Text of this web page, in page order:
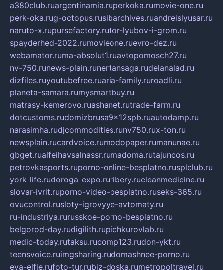
a380club.ruargentinamia.ruperkoka.rumovie-one.ru
perk-oka.rug-octopus.rusibarchives.ruandreislyusar.ru
naruto-x.rupursefactory.rutor-lyubov-i-grom.ru
spayderhed-2022.rumovieone.ruevro-dez.ru
webamator.ruma-absolut1.ruavtopomosch27.ru
nv-750.runews-plain.runertansaga.rudelanalad.ru
dizfiles.ruyoutubefree.ruaria-family.ruroadli.ru
planeta-samara.rumysmartbuy.ru
matrasy-kemerovo.ruashanet.rutrade-farm.ru
dotcustoms.rudomizbrusa9x12spb.ruautodamp.ru
narasimha.rudjcommodities.runv750.rux-ton.ru
newsplain.rucardvoice.rumodopaper.rumanunae.ru
gbget.rualfeihavsalnassr.rumadoma.rutajuncos.ru
petrovkasports.ruporno-online-besplatno.rusplclub.ru
york-life.rudoroga-expo.ruribery.rucleanmedicine.ru
slovar-ivrit.ruporno-video-besplatno.ruseks-365.ru
ovucontrol.rusloty-igrovyye-avtomaty.ru
ru-industriya.rurusskoe-porno-besplatno.ru
belgorod-day.rudigilith.rupichkurovlab.ru
medic-today.rutaksu.rucomp123.rudon-ykt.ru
teensvoice.ruimgsharing.rudomashnee-porno.ru
eva-elfie.rufoto-tur.rubiz-doska.rumetropoltravel.ru